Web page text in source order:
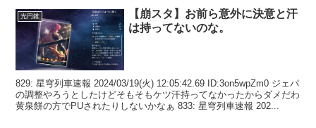
光円錐
【崩スタ】お前ら意外に決意と汗
は持ってないのな。
829: 星穹列車速報 2024/03/19(火) 12:05:42.69 ID:3on5wpZm0 ジェパ
の調整やろうとしたけどそもそもケツ汗持ってなかったからダメだわ
黄泉餅の方でPUされたりしないかなぁ 833: 星穹列車速報 202...